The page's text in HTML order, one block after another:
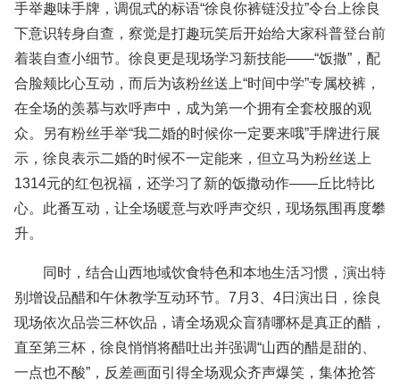
手举趣味手牌，调侃式的标语“徐良你裤链没拉”令台上徐良
下意识转身自查，察觉是打趣玩笑后开始给大家科普登台前
着装自查小细节。徐良更是现场学习新技能——“饭撒”，配
合脸颊比心互动，而后为该粉丝送上“时间中学”专属校裤，
在全场的羡慕与欢呼声中，成为第一个拥有全套校服的观
众。另有粉丝手举“我二婚的时候你一定要来哦”手牌进行展
示，徐良表示二婚的时候不一定能来，但立马为粉丝送上
1314元的红包祝福，还学习了新的饭撒动作——丘比特比
心。此番互动，让全场暖意与欢呼声交织，现场氛围再度攀
升。
同时，结合山西地域饮食特色和本地生活习惯，演出特
别增设品醋和午休教学互动环节。7月3、4日演出日，徐良
现场依次品尝三杯饮品，请全场观众盲猜哪杯是真正的醋，
直至第三杯，徐良悄悄将醋吐出并强调“山西的醋是甜的、
一点也不酸”，反差画面引得全场观众齐声爆笑，集体抢答